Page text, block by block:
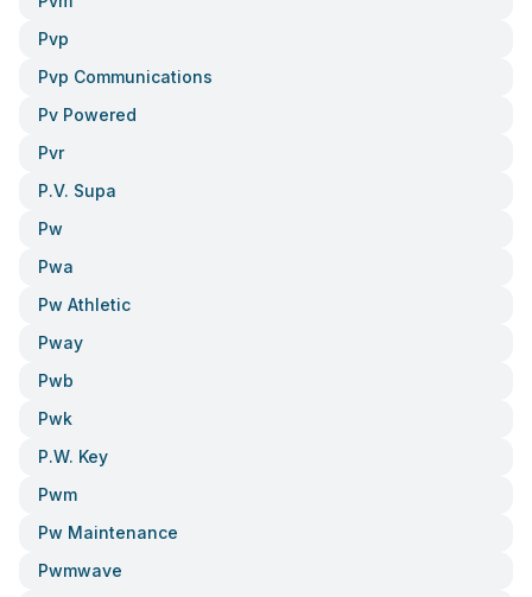
Pvp
Pvp Communications
Pv Powered
Pvr
P.v. Supa
Pw
Pwa
Pw Athletic
Pway
Pwb
Pwk
P.w. Key
Pwm
Pw Maintenance
Pwmwave